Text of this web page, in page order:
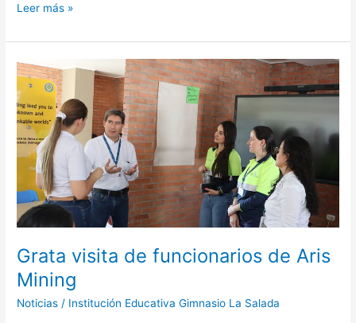
Leer más »
Grata visita de funcionarios de Aris
Mining
Noticias / Institución Educativa Gimnasio La Salada
Grata
visita
de
funcionarios
de
Aris
Mining